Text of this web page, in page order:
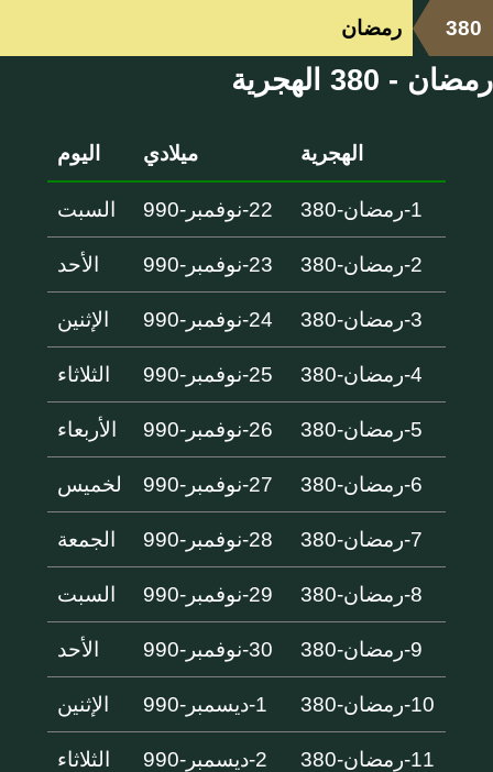
380 رمضان
رمضان - 380 الهجرية
الهجرية ميلادي اليوم
1-رمضان-380 22-نوفمبر-990 السبت
2-رمضان-380 23-نوفمبر-990 الأحد
3-رمضان-380 24-نوفمبر-990 الإثنين
4-رمضان-380 25-نوفمبر-990 الثلاثاء
5-رمضان-380 26-نوفمبر-990 الأربعاء
6-رمضان-380 27-نوفمبر-990 لخميس
7-رمضان-380 28-نوفمبر-990 الجمعة
8-رمضان-380 29-نوفمبر-990 السبت
9-رمضان-380 30-نوفمبر-990 الأحد
10-رمضان-380 1-ديسمبر-990 الإثنين
11-رمضان-380 2-ديسمبر-990 الثلاثاء